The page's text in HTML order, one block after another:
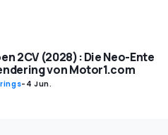
2CV (2028): Die Neo-Ente
von Motor1.com
- 4 Jun.